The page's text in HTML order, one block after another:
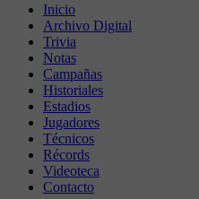
Inicio
Archivo Digital
Trivia
Notas
Campañas
Historiales
Estadios
Jugadores
Técnicos
Récords
Videoteca
Contacto